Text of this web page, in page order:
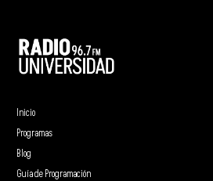
Inicio
Programas
Blog
Guía de Programación